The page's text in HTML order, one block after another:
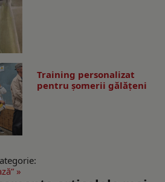
Training personalizat
pentru șomerii gălățeni
»